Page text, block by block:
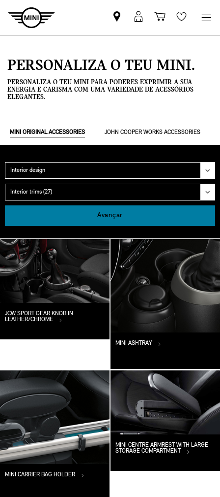
Pesquisar
parceiro
Iniciar
sessão
Carrinho
de
Wishlist
PERSONALIZA O TEU MINI.
PERSONALIZA O TEU MINI PARA PODERES EXPRIMIR A SUA
ENERGIA E CARISMA COM UMA VARIEDADE DE ACESSÓRIOS
ELEGANTES.
MINI ORIGINAL ACCESSORIES JOHN COOPER WORKS ACCESSORIES
Categoria
Grupo
Avançar
JCW SPORT GEAR KNOB IN
LEATHER/CHROME
MINI ASHTRAY
MINI CARRIER BAG HOLDER
MINI CENTRE ARMREST WITH LARGE
STORAGE COMPARTMENT